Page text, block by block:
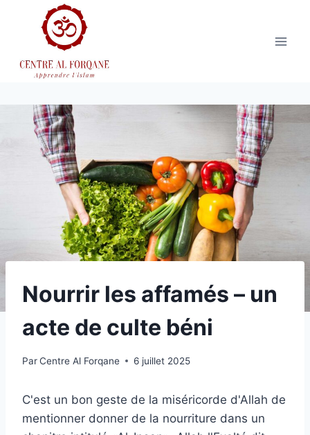
Nourrir les affamés – un
acte de culte béni
ParCentre Al Forqane 6 juillet 2025
C'est un bon geste de la miséricorde d'Allah de
mentionner donner de la nourriture dans un